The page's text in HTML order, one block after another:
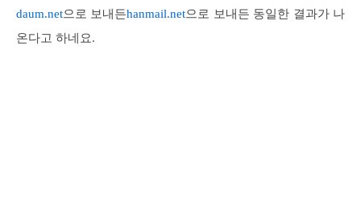
daum.net으로 보내든hanmail.net으로 보내든 동일한 결과가 나
온다고 하네요.